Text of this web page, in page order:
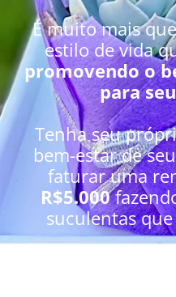
É muito mais
estilo de vida
promovendo o
para
Tenha seu
bem-estar de
faturar uma
R$5.000
suculentas